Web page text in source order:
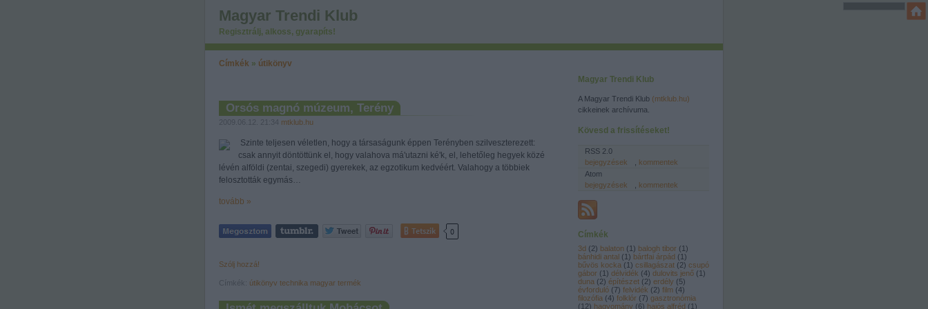
Magyar Trendi Klub
Regisztrálj, alkoss, gyarapíts!
Magyar Trendi Klub
A Magyar Trendi Klub (mtklub.hu)
cikkeinek archívuma.
Kövesd a frissítéseket!
RSS 2.0
bejegyzések
kommentek
Atom
bejegyzések
kommentek
Címkék
3d (2) balaton (1) balogh tibor (1)
bánhidi antal (1) bártfai árpád (1)
bűvös kocka (1) csillagászat (2) csupó
gábor (1) délvidék (4) dulovits jenő (1)
duna (2) építészet (2) erdély (5)
évforduló (7) felvidék (2) film (4)
filozófia (4) folklór (7) gasztronómia
(12) hagyomány (6) hajós alfréd (1)
Címkék » útikönyv
Orsós magnó múzeum, Terény
2009.06.12. 21:34 mtklub.hu
Szinte teljesen véletlen, hogy a társaságunk éppen Terényben szilveszterezett:
csak annyit döntöttünk el, hogy valahova má'utazni ké'k, el, lehetőleg hegyek közé
lévén alföldi (zentai, szegedi) gyerekek, az egzotikum kedvéért. Valahogy a többiek
felosztották egymás…
tovább »
Tetszik 0
Szólj hozzá!
Címkék: útikönyv technika magyar termék